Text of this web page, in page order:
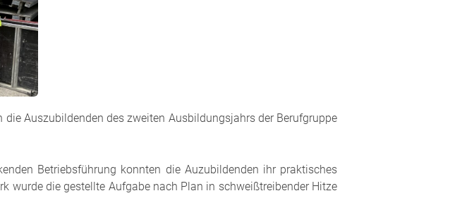
Auszubildenden des zweiten Ausbildungsjahrs der Berufgruppe
Betriebsführung konnten die Auzubildenden ihr praktisches
wurde die gestellte Aufgabe nach Plan in schweißtreibender Hitze